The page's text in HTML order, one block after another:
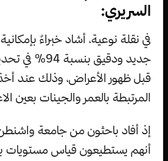
السريري:
في نقلة نوعية، أشاد خبراءٌ
جديد ودقيق
قبل ظهور الأعراض، وذلك عند
المرتبطة بالعمر والجينات بعين
إذ أفاد باحثون من جامعة
أنهم يستطيعون قياس مستويات